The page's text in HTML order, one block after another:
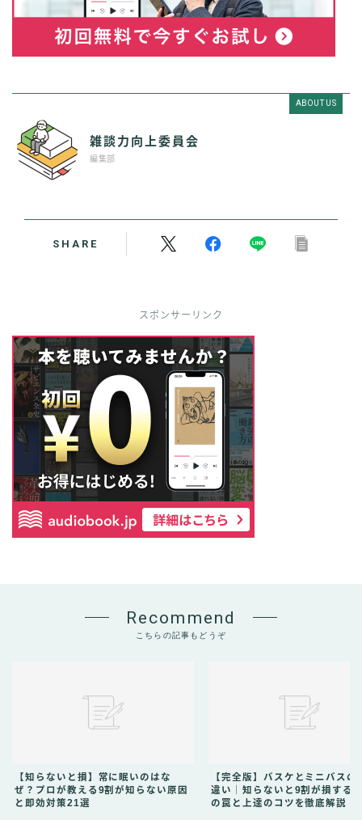
ABOUT US
雑談力向上委員会
編集部
SHARE
スポンサーリンク
Recommend
こちらの記事もどうぞ
【知らないと損】常に眠いのはな
ぜ？プロが教える9割が知らない原因
と即効対策21選
【完全版】バスケとミニバスの
違い｜知らないと9割が損する
の罠と上達のコツを徹底解説！